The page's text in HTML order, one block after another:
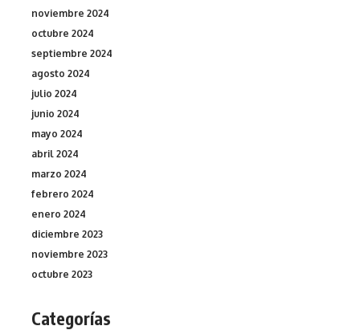
noviembre 2024
octubre 2024
septiembre 2024
agosto 2024
julio 2024
junio 2024
mayo 2024
abril 2024
marzo 2024
febrero 2024
enero 2024
diciembre 2023
noviembre 2023
octubre 2023
Categorías